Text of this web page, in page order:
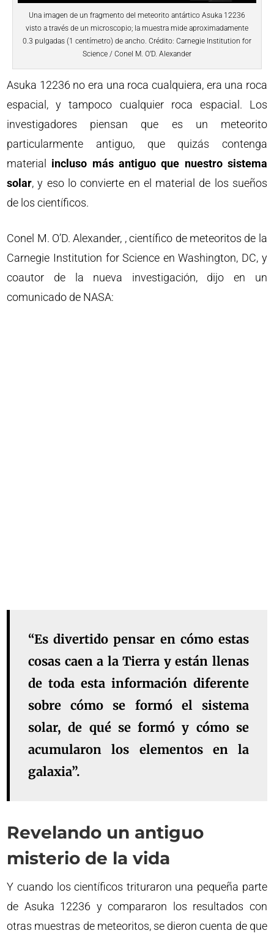
Una imagen de un fragmento del meteorito antártico Asuka 12236
visto a través de un microscopio; la muestra mide aproximadamente
0.3 pulgadas (1 centímetro) de ancho. Crédito: Carnegie Institution for
Science / Conel M. O’D. Alexander
Asuka 12236 no era una roca cualquiera, era una roca
espacial, y tampoco cualquier roca espacial. Los
investigadores piensan que es un meteorito
particularmente antiguo, que quizás contenga
material incluso más antiguo que nuestro sistema
solar, y eso lo convierte en el material de los sueños
de los científicos.
Conel M. O’D. Alexander, , científico de meteoritos de la
Carnegie Institution for Science en Washington, DC, y
coautor de la nueva investigación, dijo en un
comunicado de NASA:
“Es divertido pensar en cómo estas
cosas caen a la Tierra y están llenas
de toda esta información diferente
sobre cómo se formó el sistema
solar, de qué se formó y cómo se
acumularon los elementos en la
galaxia”.
Revelando un antiguo
misterio de la vida
Y cuando los científicos trituraron una pequeña parte
de Asuka 12236 y compararon los resultados con
otras muestras de meteoritos, se dieron cuenta de que